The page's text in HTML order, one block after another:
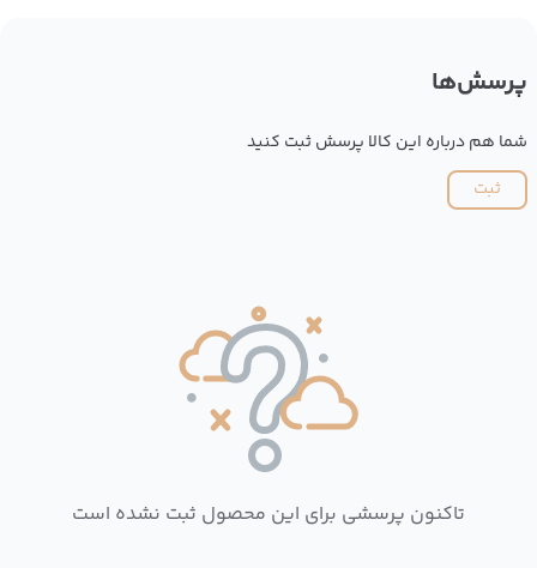
پرسش‌ها
شما هم درباره این کالا پرسش ثبت کنید
ثبت
تاکنون پرسشی برای این محصول ثبت نشده است